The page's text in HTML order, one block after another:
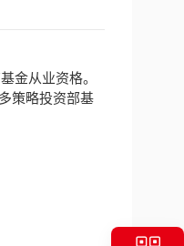
金从业资格。
策略投资部基